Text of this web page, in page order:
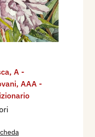
, A -
, AAA -